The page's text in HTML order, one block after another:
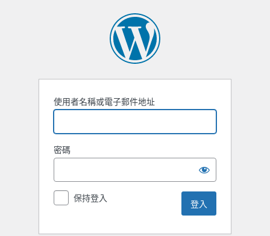
使用者名稱或電子郵件地址
密碼
保持登入